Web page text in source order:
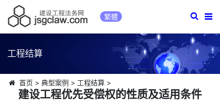
繁體
工程结算
首页 > 典型案例 > 工程结算>
建设工程优先受偿权的性质及适用条件